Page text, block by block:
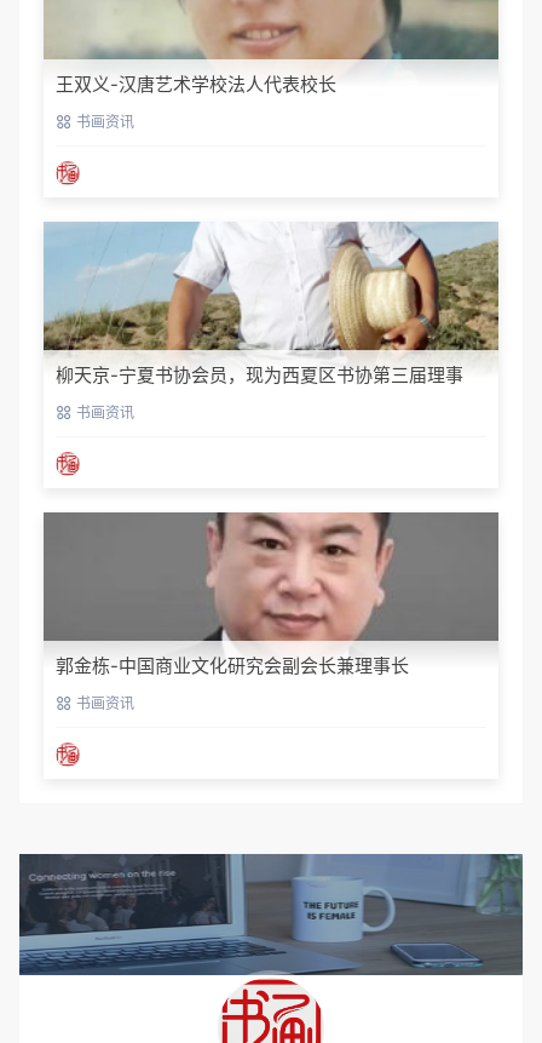
王双义-汉唐艺术学校法人代表校长
书画资讯
柳天京-宁夏书协会员，现为西夏区书协第三届理事
书画资讯
郭金栋-中国商业文化研究会副会长兼理事长
书画资讯